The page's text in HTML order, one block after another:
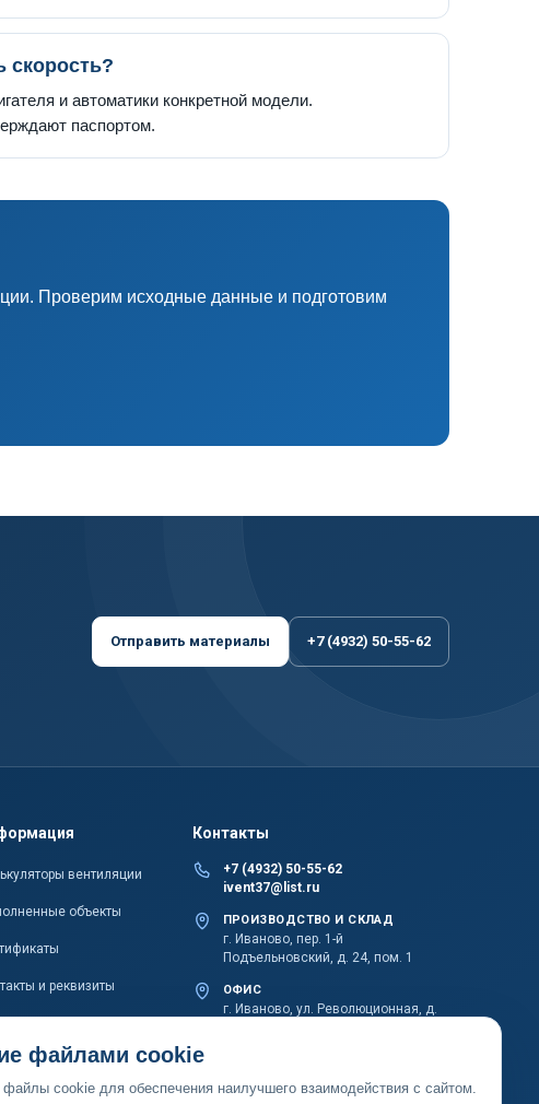
скорость?
и автоматики конкретной модели.
паспортом.
Проверим исходные данные и подготовим
Отправить материалы +7 (4932) 50-55-62
вентиляции
объекты
и реквизиты
Контакты
+7 (4932) 50-55-62
ivent37@list.ru
ПРОИЗВОДСТВО И СКЛАД
г. Иваново, пер. 1-й
Подъельновский, д. 24, пом. 1
ОФИС
г. Иваново, ул. Революционная, д.
файлами cookie
cookie для обеспечения наилучшего взаимодействия с сайтом.